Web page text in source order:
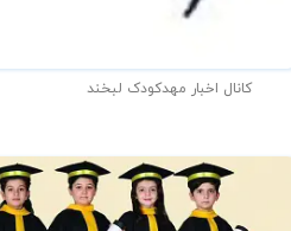
کانال اخبار مهدکودک لبخند